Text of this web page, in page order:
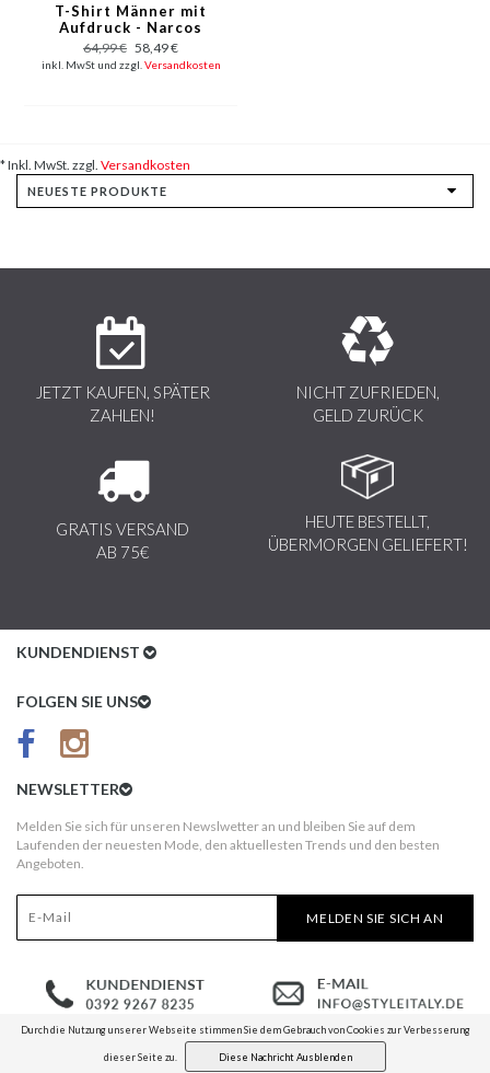
T-Shirt Männer mit
Aufdruck - Narcos
Pablo Escobar - Weiß
64,99 € 58,49 €
inkl. MwSt und zzgl. Versandkosten
* Inkl. MwSt. zzgl. Versandkosten
JETZT KAUFEN, SPÄTER
ZAHLEN!
NICHT ZUFRIEDEN,
GELD ZURÜCK
GRATIS VERSAND
AB 75€
HEUTE BESTELLT,
ÜBERMORGEN GELIEFERT!
KUNDENDIENST
Kundenservice
AGB
Kundeninformationen
Widerruf
FOLGEN SIE UNS
NEWSLETTER
Melden Sie sich für unseren Newslwetter an und bleiben Sie auf dem
Laufenden der neuesten Mode, den aktuellesten Trends und den besten
Angeboten.
MELDEN SIE SICH AN
Durch die Nutzung unserer Webseite stimmen Sie dem Gebrauch von Cookies zur Verbesserung
dieser Seite zu. Diese Nachricht Ausblenden